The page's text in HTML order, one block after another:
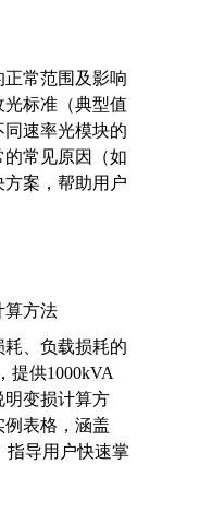
常范围及影响
标准（典型值
同速率光模块的
常见原因（如
案，帮助用户
算方法
、负载损耗的
提供1000kVA
明变损计算方
表格，涵盖
指导用户快速掌